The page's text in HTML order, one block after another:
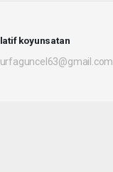
latif koyunsatan
urfaguncel63@gmail.com